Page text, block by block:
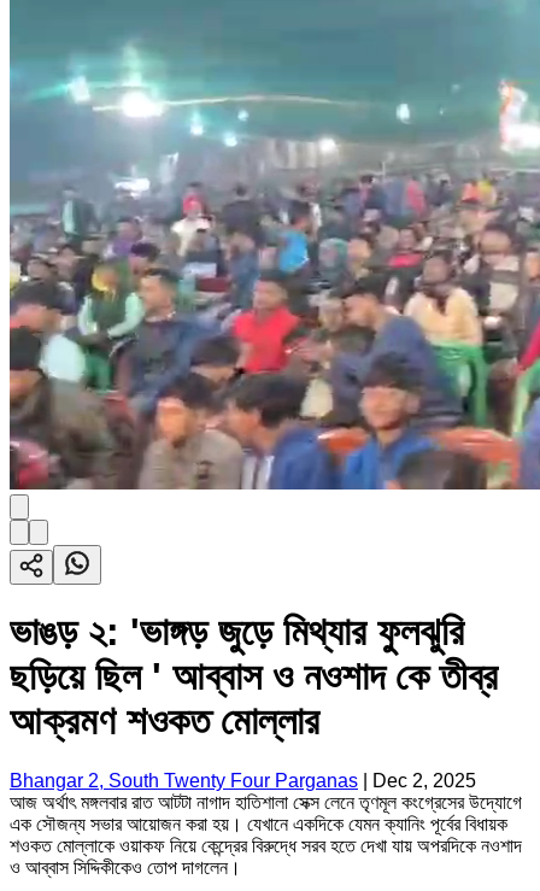
ভাঙড় ২: 'ভাঙ্গড় জুড়ে মিথ্যার ফুলঝুরি
ছড়িয়ে ছিল ' আব্বাস ও নওশাদ কে তীব্র
আক্রমণ শওকত মোল্লার
Bhangar 2, South Twenty Four Parganas
Dec 2, 2025
আজ অর্থাৎ মঙ্গলবার রাত আটটা নাগাদ হাতিশালা সেক্স লেনে তৃণমূল কংগ্রেসের উদ্যোগে
এক সৌজন্য সভার আয়োজন করা হয়। যেখানে একদিকে যেমন ক্যানিং পূর্বের বিধায়ক
শওকত মোল্লাকে ওয়াকফ নিয়ে কেন্দ্রের বিরুদ্ধে সরব হতে দেখা যায় অপরদিকে নওশাদ
ও আব্বাস সিদ্দিকীকেও তোপ দাগলেন।